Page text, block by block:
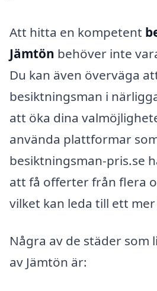
Att hitta en kompetent
Jämtön behöver inte
Du kan även överväga
besiktningsman i
att öka dina
använda plattformar
besiktningsman-pris.se
att få offerter från flera
vilket kan leda till ett
Några av de städer som
av Jämtön är: